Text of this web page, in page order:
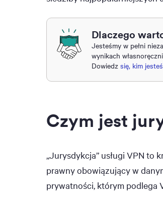
Dlaczego
Jesteśmy w pełni
wynikach
Dowiedz się, kim
Czym jest
„Jurysdykcja” usługi VPN to
prawny obowiązujący w
prywatności, którym podlega